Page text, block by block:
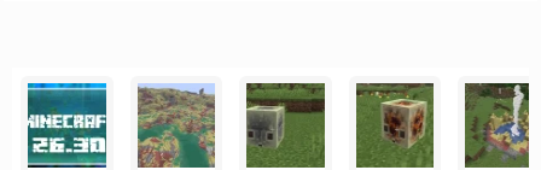
장합니다. 많은
사용자에게 무
료 버전은 모든
편집 요구를
있는 서비스 중
하나입니다. 이
곳에는 최신 미
디어 제품뿐만
아니라
에 달려 있습니
다. 복잡한
루를 시작하거
나 힘든 하루를.
시작할 수